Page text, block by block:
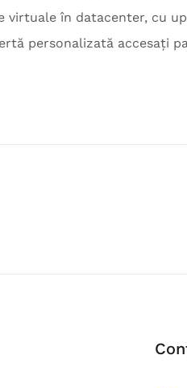
virtuale în datacenter, cu
personalizată accesați